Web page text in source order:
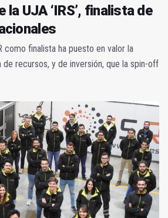
la UJA ‘IRS’, finalista de
como finalista ha puesto en valor la
recursos, y de inversión, que la spin-off